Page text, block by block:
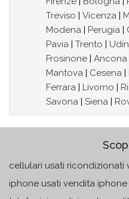
Treviso
Vicenza
Modena
Perugia
Pavia
Trento
Frosinone
Ancona
Mantova
Cesena
Ferrara
Livorno
Savona
Siena
cellulari usati
iphone usati vendita iphone